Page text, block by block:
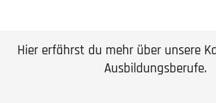
Hier erfährst du mehr über unsere
Ausbildungsberufe.